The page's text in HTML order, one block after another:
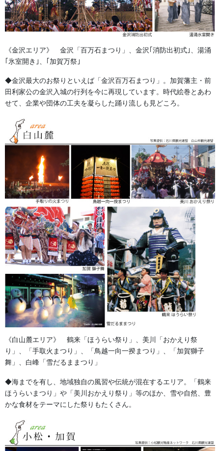
一般的な染抜き印入れは基本的には１０枚からとなっておりま
す。伝統的なお祭半纏の場合、染抜き加工を推奨いたします。(店
長)
金沢・祭りの森佐
お祭り衣装・お祭り用品のご相談は金沢・森佐へお気軽にお問
い合わせください。
伝統行事、お祭りで地域に笑顔を！！
076-237-8888
営業時間 10:00-18:00 〒920-0061金沢市問屋町2丁目85
(FAX076-237-7150)
人形の森佐は12月〜4月末まで土曜、日曜も営業。
お問い合わせ
カテゴリー 法被・はっぴ・はんてん・印半纏
８寸丸 馬乗提灯
《金沢エリア》 金沢「百万石まつり」、金沢｢消防出初式｣、湯涌
｢氷室開き｣、｢加賀万祭｣
◆金沢最大のお祭りといえば「金沢百万石まつり」。加賀藩主・前
田利家公の金沢入城の行列を今に再現しています。時代絵巻とあわ
せて、企業や団体の工夫を凝らした踊り流しも見どころ。
《白山麓エリア》 鶴来「ほうらい祭り」、美川「おかえり祭
り」、「手取火まつり」、「鳥越一向一揆まつり」、「加賀獅子
舞」、白峰「雪だるままつり」
◆海までを有し、地域独自の風習や伝統が混在するエリア。「鶴来
ほうらいまつり」や「美川おかえり祭り」等のほか、雪や自然、豊
かな食材をテーマにした祭りもたくさん。